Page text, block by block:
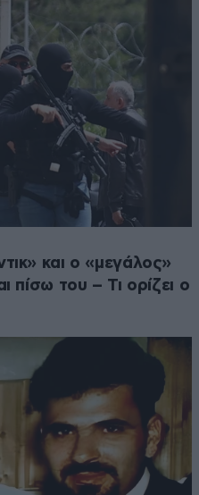
και ο «μεγάλος»
πίσω του – Τι ορίζει ο